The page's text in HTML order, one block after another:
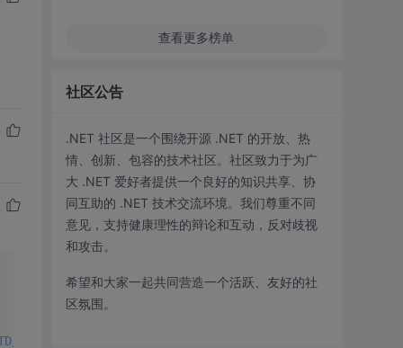
xhtml1-transitional.dtd">
查看更多榜单
社区公告
.NET 社区是一个围绕开源 .NET 的开放、热
情、创新、包容的技术社区。社区致力于为广
大 .NET 爱好者提供一个良好的知识共享、协
同互助的 .NET 技术交流环境。我们尊重不同
意见，支持健康理性的辩论和互动，反对歧视
和攻击。
希望和大家一起共同营造一个活跃、友好的社
区氛围。